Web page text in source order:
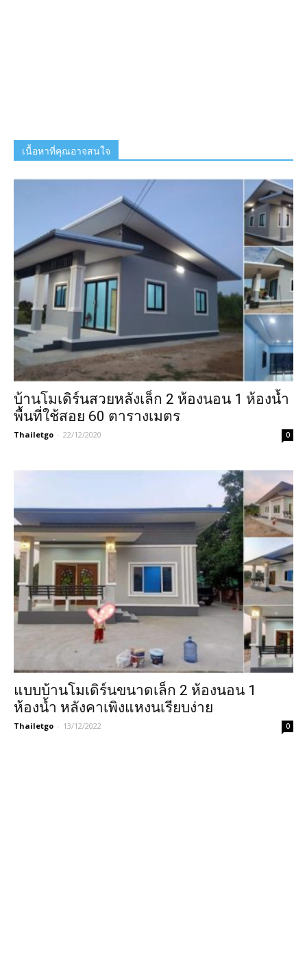
เนื้อหาที่คุณอาจสนใจ
บ้านโมเดิร์นสวยหลังเล็ก 2 ห้องนอน 1 ห้องน้ำ
พื้นที่ใช้สอย 60 ตารางเมตร
Thailetgo - 22/12/2020 0
แบบบ้านโมเดิร์นขนาดเล็ก 2 ห้องนอน 1
ห้องน้ำ หลังคาเพิงแหงนเรียบง่าย
Thailetgo - 13/12/2022 0